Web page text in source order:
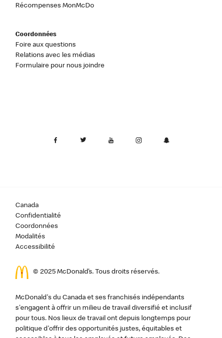
Récompenses MonMcDo
Coordonnées
Foire aux questions
Relations avec les médias
Formulaire pour nous joindre
Canada
Confidentialité
Coordonnées
Modalités
Accessibilité
© 2025 McDonald’s. Tous droits réservés.
McDonald's du Canada et ses franchisés indépendants
s'engagent à offrir un milieu de travail diversifié et inclusif
pour tous. Nos lieux de travail ont depuis longtemps pour
politique d'offrir des opportunités justes, équitables et